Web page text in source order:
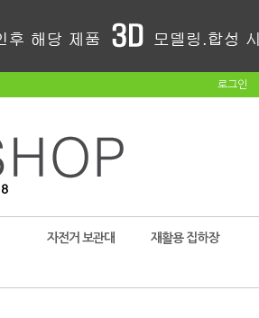
로그인
자전거 보관대 재활용 집하장